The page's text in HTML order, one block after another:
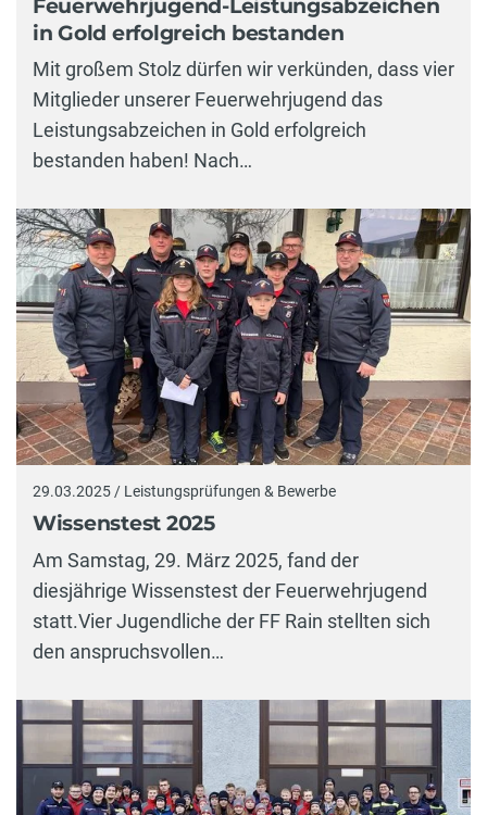
Feuerwehrjugend-Leistungsabzeichen
in Gold erfolgreich bestanden
Mit großem Stolz dürfen wir verkünden, dass vier
Mitglieder unserer Feuerwehrjugend das
Leistungsabzeichen in Gold erfolgreich
bestanden haben! Nach…
29.03.2025 / Leistungsprüfungen & Bewerbe
Wissenstest 2025
Am Samstag, 29. März 2025, fand der
diesjährige Wissenstest der Feuerwehrjugend
statt.Vier Jugendliche der FF Rain stellten sich
den anspruchsvollen…